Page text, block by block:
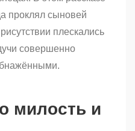
проклял сыновей
плескались
совершенно
милость и